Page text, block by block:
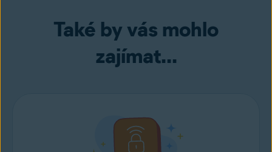
Pokud hledátedalší způsoby zrychlení počítače, dokážeme vám
Také by vás mohlo
zajímat...